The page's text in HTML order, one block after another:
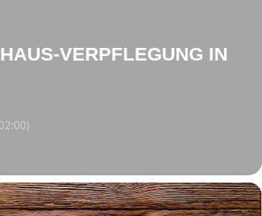
VERPFLEGUNG IN D